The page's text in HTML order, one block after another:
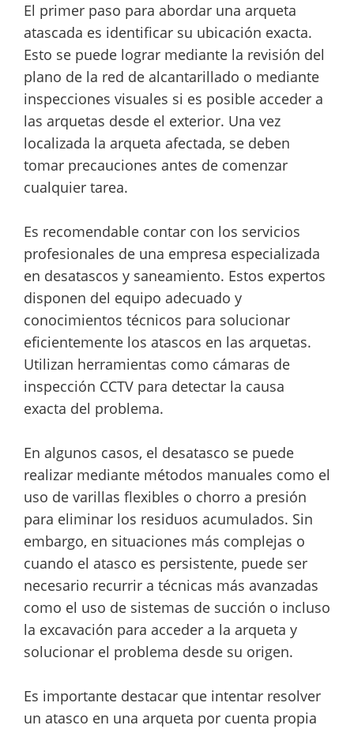
El primer paso para abordar una arqueta
atascada es identificar su ubicación exacta.
Esto se puede lograr mediante la revisión del
plano de la red de alcantarillado o mediante
inspecciones visuales si es posible acceder a
las arquetas desde el exterior. Una vez
localizada la arqueta afectada, se deben
tomar precauciones antes de comenzar
cualquier tarea.
Es recomendable contar con los servicios
profesionales de una empresa especializada
en desatascos y saneamiento. Estos expertos
disponen del equipo adecuado y
conocimientos técnicos para solucionar
eficientemente los atascos en las arquetas.
Utilizan herramientas como cámaras de
inspección CCTV para detectar la causa
exacta del problema.
En algunos casos, el desatasco se puede
realizar mediante métodos manuales como el
uso de varillas flexibles o chorro a presión
para eliminar los residuos acumulados. Sin
embargo, en situaciones más complejas o
cuando el atasco es persistente, puede ser
necesario recurrir a técnicas más avanzadas
como el uso de sistemas de succión o incluso
la excavación para acceder a la arqueta y
solucionar el problema desde su origen.
Es importante destacar que intentar resolver
un atasco en una arqueta por cuenta propia